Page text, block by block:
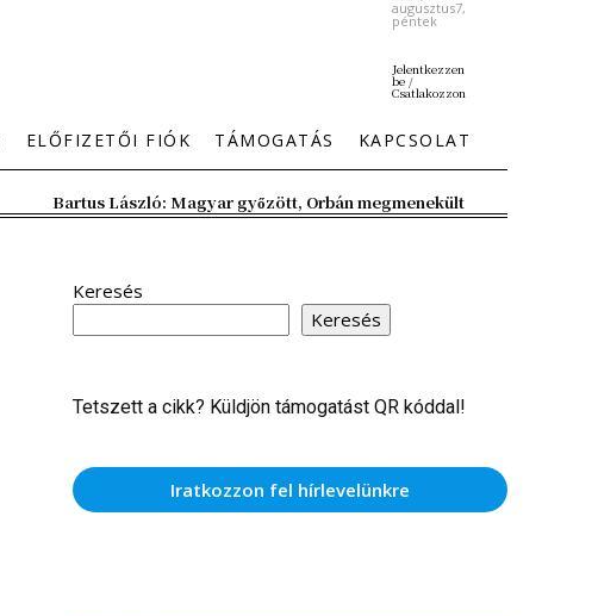
augusztus7,
péntek
Jelentkezzen
be /
Csatlakozzon
ELŐFIZETŐI FIÓK TÁMOGATÁS KAPCSOLAT
Bartus László: Magyar győzött, Orbán megmenekült
Keresés
Keresés
Tetszett a cikk? Küldjön támogatást QR kóddal!
Iratkozzon fel hírlevelünkre